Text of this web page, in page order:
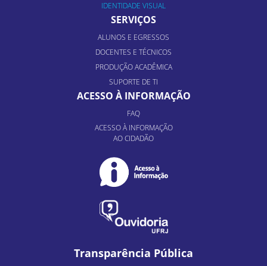
IDENTIDADE VISUAL
SERVIÇOS
ALUNOS E EGRESSOS
DOCENTES E TÉCNICOS
PRODUÇÃO ACADÊMICA
SUPORTE DE TI
ACESSO À INFORMAÇÃO
FAQ
ACESSO À INFORMAÇÃO
AO CIDADÃO
Transparência Pública